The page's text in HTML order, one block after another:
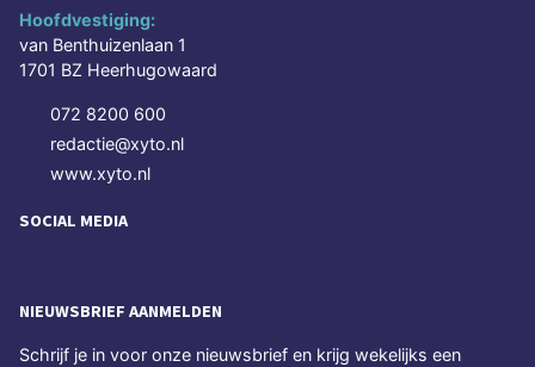
Hoofdvestiging:
van Benthuizenlaan 1
1701 BZ Heerhugowaard
072 8200 600
redactie@xyto.nl
www.xyto.nl
SOCIAL MEDIA
NIEUWSBRIEF AANMELDEN
Schrijf je in voor onze nieuwsbrief en krijg wekelijks een